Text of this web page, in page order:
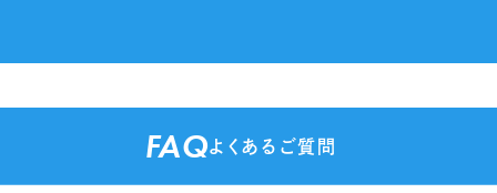
FAQよくあるご質問